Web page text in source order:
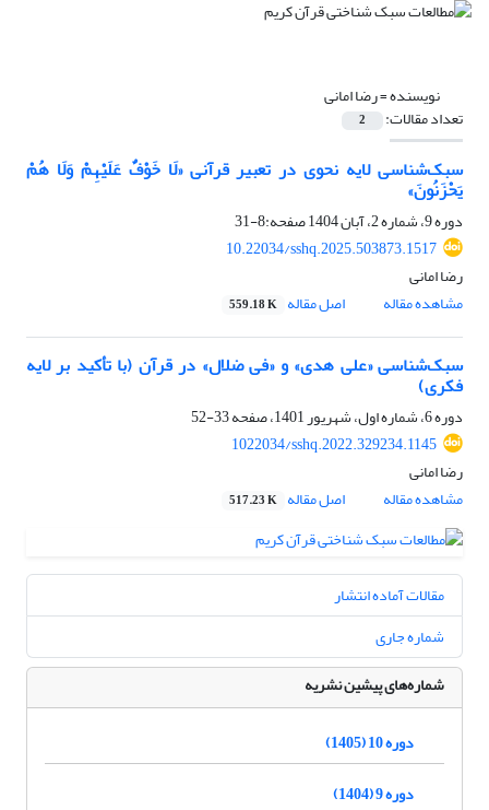
نویسنده =رضا امانی
تعداد مقالات: 2
سبک‌شناسی لایه نحوی در تعبیر قرآنی «لَا خَوْفٌ عَلَیْهِمْ وَلَا هُمْ
یَحْزَنُونَ»
دوره 9، شماره 2، آبان 1404
صفحه:8-31
10.22034/sshq.2025.503873.1517
رضا امانی
مشاهده مقاله
اصل مقاله 559.18 K
سبک‌شناسی «علی هدی» و «فی ضلال» در قرآن (با تأکید بر لایه
فکری)
دوره 6، شماره اول، شهریور 1401، صفحه
33-52
1022034/sshq.2022.329234.1145
رضا امانی
مشاهده مقاله
اصل مقاله 517.23 K
مقالات آماده انتشار
شماره جاری
شماره‌های پیشین نشریه
دوره 10 (1405)
دوره 9 (1404)